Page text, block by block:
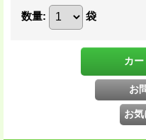
数量: 袋